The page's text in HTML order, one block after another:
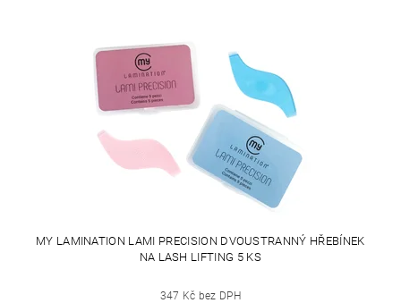
MY LAMINATION LAMI PRECISION DVOUSTRANNÝ HŘEBÍNEK
NA LASH LIFTING 5 KS
347 Kč bez DPH